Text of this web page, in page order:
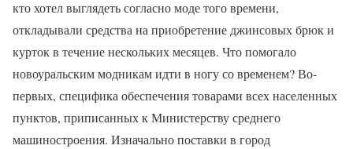
кто хотел выглядеть согласно моде того времени,
откладывали средства на приобретение джинсовых брюк и
курток в течение нескольких месяцев. Что помогало
новоуральским модникам идти в ногу со временем? Во-
первых, специфика обеспечения товарами всех населенных
пунктов, приписанных к Министерству среднего
машиностроения. Изначально поставки в город